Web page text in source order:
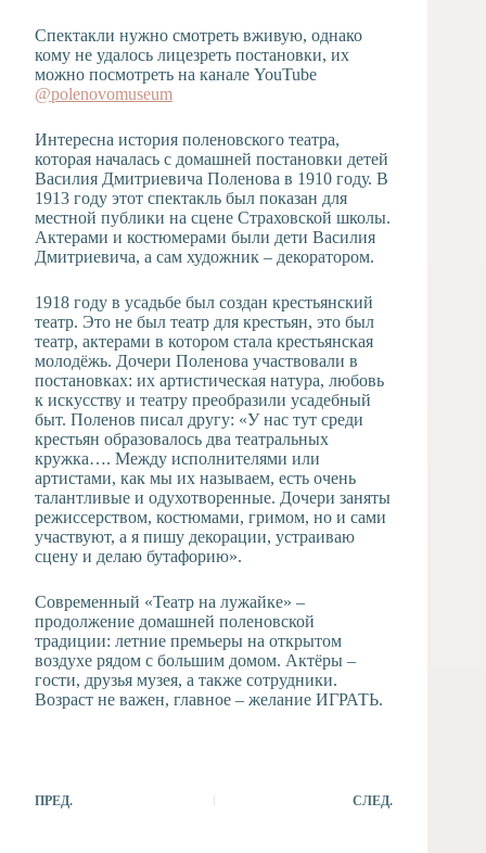
Спектакли нужно смотреть вживую, однако
кому не удалось лицезреть постановки, их
можно посмотреть на канале YouTubе
@polenovomuseum
Интересна история поленовского театра,
которая началась с домашней постановки детей
Василия Дмитриевича Поленова в 1910 году. В
1913 году этот спектакль был показан для
местной публики на сцене Страховской школы.
Актерами и костюмерами были дети Василия
Дмитриевича, а сам художник – декоратором.
1918 году в усадьбе был создан крестьянский
театр. Это не был театр для крестьян, это был
театр, актерами в котором стала крестьянская
молодёжь. Дочери Поленова участвовали в
постановках: их артистическая натура, любовь
к искусству и театру преобразили усадебный
быт. Поленов писал другу: «У нас тут среди
крестьян образовалось два театральных
кружка…. Между исполнителями или
артистами, как мы их называем, есть очень
талантливые и одухотворенные. Дочери заняты
режиссерством, костюмами, гримом, но и сами
участвуют, а я пишу декорации, устраиваю
сцену и делаю бутафорию».
Современный «Театр на лужайке» –
продолжение домашней поленовской
традиции: летние премьеры на открытом
воздухе рядом с большим домом. Актёры –
гости, друзья музея, а также сотрудники.
Возраст не важен, главное – желание ИГРАТЬ.
ПРЕД. СЛЕД.